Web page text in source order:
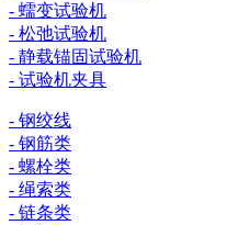
- 蠕变试验机
- 松弛试验机
- 静载锚固试验机
- 试验机夹具
- 钢绞线
- 钢筋类
- 螺栓类
- 绳索类
- 链条类